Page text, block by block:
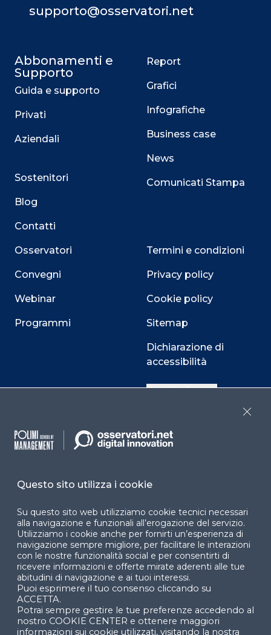
supporto@osservatori.net
Abbonamenti e
Supporto
Guida e supporto
Privati
Aziendali
Sostenitori
Blog
Contatti
Osservatori
Convegni
Webinar
Programmi
Report
Grafici
Infografiche
Business case
News
Comunicati Stampa
Termini e condizioni
Privacy policy
Cookie policy
Sitemap
Dichiarazione di
accessibilità
Cookie Center
Facebook LinkedIn
© 2024 Copyright © Politecnico di Milano Dipartimento
di Ingegneria Gestionale
Questo sito utilizza i cookie
Su questo sito web utilizziamo cookie tecnici necessari
alla navigazione e funzionali all’erogazione del servizio.
Utilizziamo i cookie anche per fornirti un’esperienza di
navigazione sempre migliore, per facilitare le interazioni
con le nostre funzionalità social e per consentirti di
ricevere informazioni e offerte mirate aderenti alle tue
abitudini di navigazione e ai tuoi interessi.
Puoi esprimere il tuo consenso cliccando su
ACCETTA.
Potrai sempre gestire le tue preferenze accedendo al
nostro COOKIE CENTER e ottenere maggiori
informazioni sui cookie utilizzati, visitando la nostra